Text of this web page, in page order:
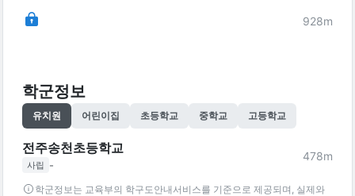
928m
학군정보
유치원 어린이집 초등학교 중학교 고등학교
전주송천초등학교
사립 -
478m
학군정보는 교육부의 학구도안내서비스를 기준으로 제공되며, 실제와